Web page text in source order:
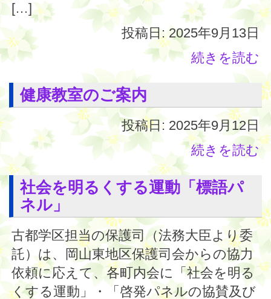
[…]
投稿日: 2025年9月13日
続きを読む
健康教室のご案内
投稿日: 2025年9月12日
続きを読む
社会を明るくする運動「標語パ
ネル」
古都学区担当の保護司（法務大臣より委
託）は、岡山東地区保護司会からの協力
依頼に応えて、各町内会に「社会を明る
くする運動」・「啓発パネルの協賛及び